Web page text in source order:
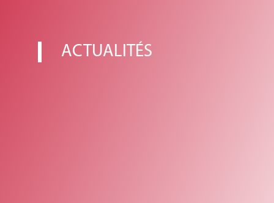
ACTUALITÉS